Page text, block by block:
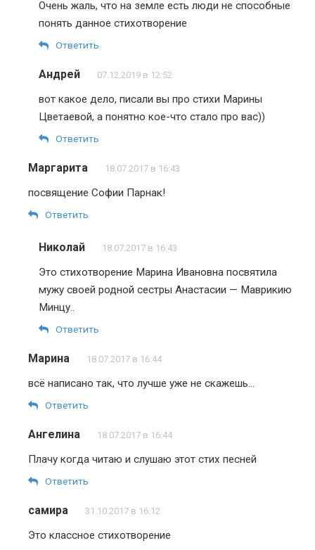
Очень жаль, что на земле есть люди не способные
понять данное стихотворение
Ответить
Андрей 07.12.2019 в 12:52
вот какое дело, писали вы про стихи Марины
Цветаевой, а понятно кое-что стало про вас))
Ответить
Маргарита 18.07.2017 в 16:43
посвящение Софии Парнак!
Ответить
Николай 18.07.2017 в 16:43
Это стихотворение Марина Ивановна посвятила
мужу своей родной сестры Анастасии — Маврикию
Минцу..
Ответить
Марина 18.07.2017 в 16:44
всё написано так, что лучше уже не скажешь…
Ответить
Ангелина 18.07.2017 в 16:44
Плачу когда читаю и слушаю этот стих песней
Ответить
самира 31.10.2017 в 16:12
Это классное стихотворение